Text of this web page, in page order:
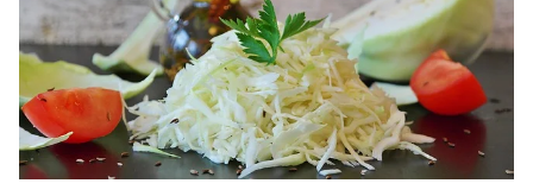
ンビニ
おやつ
⑥茎わ
かめ
› コンビニダイ